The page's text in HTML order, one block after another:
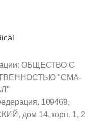
ОБЩЕСТВО С
"СМА-
109469,
дом 14, корп. 1, 2